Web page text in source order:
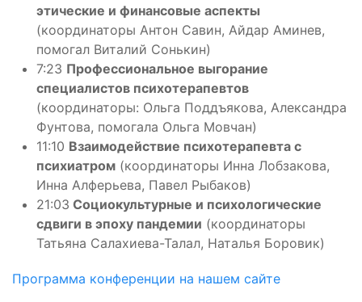
этические и финансовые аспекты
(координаторы Антон Савин, Айдар Аминев,
помогал Виталий Сонькин)
7:23 Профессиональное выгорание
специалистов психотерапевтов
(координаторы: Ольга Поддъякова, Александра
Фунтова, помогала Ольга Мовчан)
11:10 Взаимодействие психотерапевта с
психиатром (координаторы Инна Лобзакова,
Инна Алферьева, Павел Рыбаков)
21:03 Социокультурные и психологические
сдвиги в эпоху пандемии (координаторы
Татьяна Салахиева-Талал, Наталья Боровик)
Программа конференции на нашем сайте